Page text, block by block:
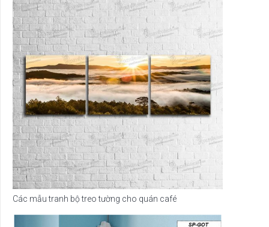
Các mẫu tranh bộ treo tường cho quán café